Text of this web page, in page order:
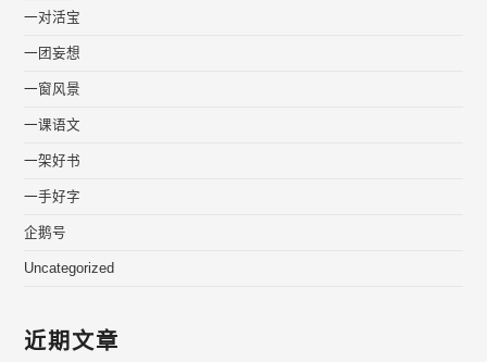
一对活宝
一团妄想
一窗风景
一课语文
一架好书
一手好字
企鹅号
Uncategorized
近期文章